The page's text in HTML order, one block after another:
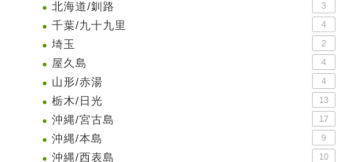
北海道/釧路 3
千葉/九十九里 4
埼玉 2
屋久島 4
山形/赤湯 4
栃木/日光 13
沖縄/宮古島 17
沖縄/本島 9
沖縄/西表島 10